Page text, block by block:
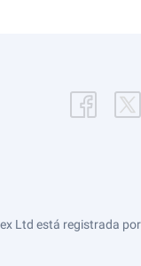
Ltd está registrada